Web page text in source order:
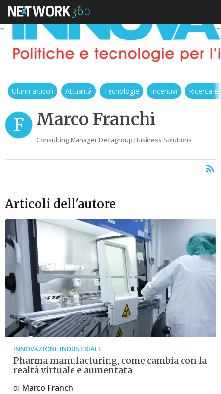
Ultimi articoli Attualità Tecnologie Incentivi Ricerca
F Marco Franchi
Consulting Manager Dedagroup Business Solutions
Articoli dell'autore
INNOVAZIONE INDUSTRIALE
Pharma manufacturing, come cambia con la
realtà virtuale e aumentata
di Marco Franchi